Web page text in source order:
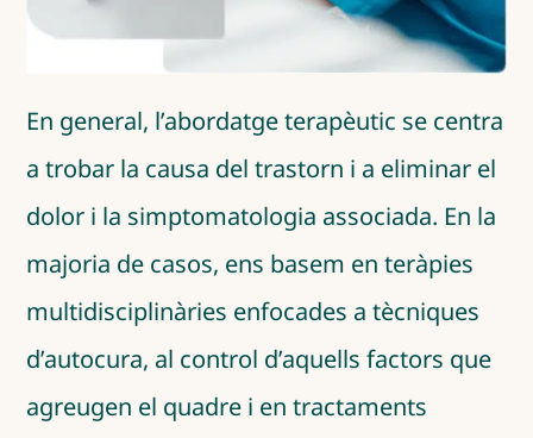
En general, l’abordatge terapèutic se centra
a trobar la causa del trastorn i a eliminar el
dolor i la simptomatologia associada. En la
majoria de casos, ens basem en teràpies
multidisciplinàries enfocades a tècniques
d’autocura, al control d’aquells factors que
agreugen el quadre i en tractaments